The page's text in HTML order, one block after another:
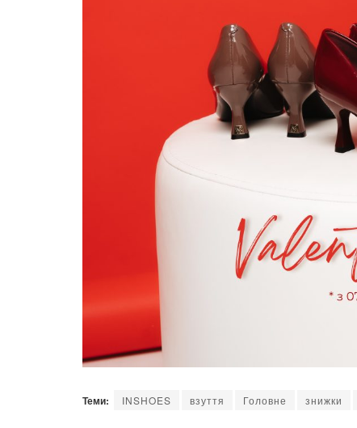
Теми: INSHOES взуття Головне знижки